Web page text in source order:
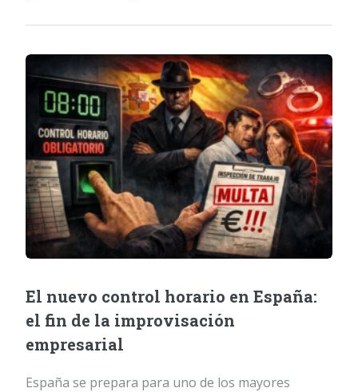
El nuevo control horario en España:
el fin de la improvisación
empresarial
España se prepara para uno de los mayores